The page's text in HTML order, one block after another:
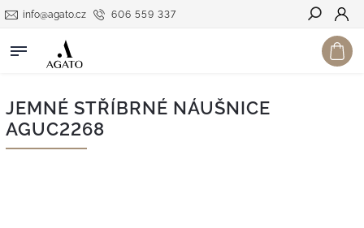
606 559 337
info@agato.cz
Hledat
JEMNÉ STŘÍBRNÉ NÁUŠNICE
AGUC2268